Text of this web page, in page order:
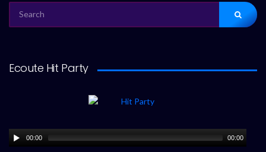
FOR:
Ecoute Hit Party
00:00 00:00